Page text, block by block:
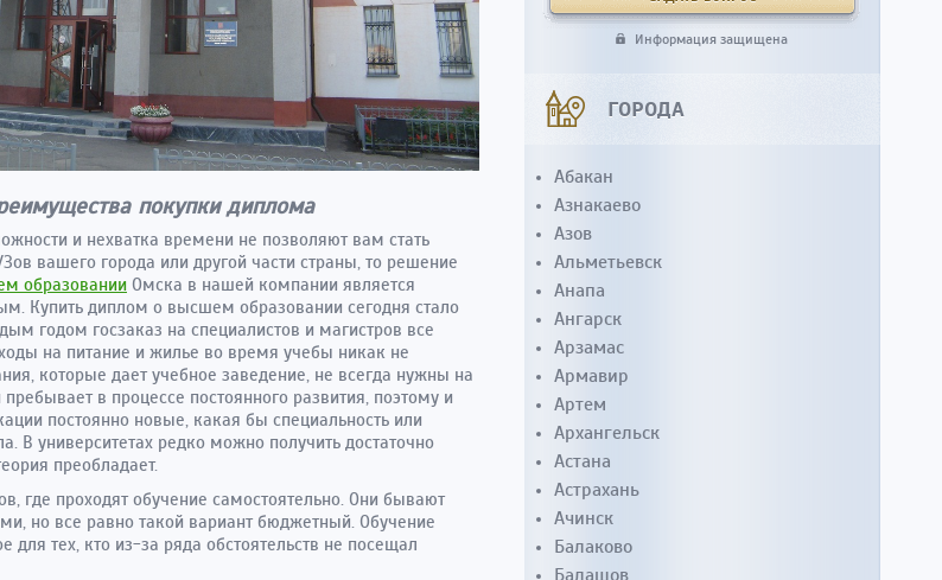
покупки диплома
и нехватка времени не позволяют вам стать
вашего города или другой части страны, то решение
образовании Омска в нашей компании является
Купить диплом о высшем образовании сегодня стало
годом госзаказ на специалистов и магистров все
на питание и жилье во время учебы никак не
которые дает учебное заведение, не всегда нужны на
в процессе постоянного развития, поэтому и
постоянно новые, какая бы специальность или
В университетах редко можно получить достаточно
преобладает.
где проходят обучение самостоятельно. Они бывают
но все равно такой вариант бюджетный. Обучение
для тех, кто из-за ряда обстоятельств не посещал
Информация защищена
ГОРОДА
Абакан
Азнакаево
Азов
Альметьевск
Анапа
Ангарск
Арзамас
Армавир
Артем
Архангельск
Астана
Астрахань
Ачинск
Балаково
Балашов